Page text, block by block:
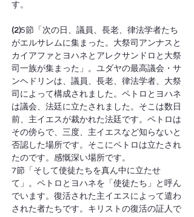
す。
(2)5節「次の日、議員、長老、律法学者たち
がエルサレムに集まった。大祭司アンナスと
カイアファとヨハネとアレクサンドロと大祭
司一族が集まった」。ユダヤの最高議会・サ
ンヘドリンは、議員、長老、律法学者、大祭
司によって構成されました。ペトロとヨハネ
は議会、法廷に立たされました。そこは数日
前、主イエスが裁かれた法廷です。ペトロは
その傍らで、三度、主イエスなど知らないと
否認した場所です。そこにペトロは立たされ
たのです。感慨深い場所です。
7節「そして使徒たちを真ん中に立たせ
て」。ペトロとヨハネを「使徒たち」と呼ん
でいます。復活された主イエスによって遣わ
された者たちです。キリストの復活の証人で